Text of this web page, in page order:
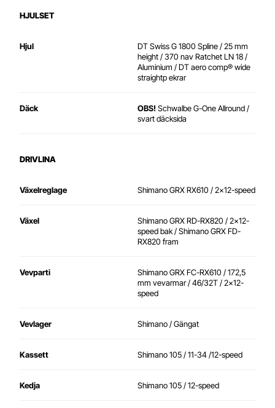
HJULSET
Hjul
DT Swiss G 1800 Spline / 25 mm
height / 370 nav Ratchet LN 18 /
Aluminium / DT aero comp® wide
straightp ekrar
Däck OBS! Schwalbe G-One Allround /
svart däcksida
DRIVLINA
Växelreglage Shimano GRX RX610 / 2x12-speed
Växel
Shimano GRX RD-RX820 / 2x12-
speed bak /Shimano GRX FD-
RX820 fram
Vevparti
Shimano GRX FC-RX610 / 172,5
mm vevarmar / 46/32T / 2x12-
speed
Vevlager Shimano / Gängat
Kassett Shimano 105 / 11-34 /12-speed
Kedja Shimano 105 / 12-speed